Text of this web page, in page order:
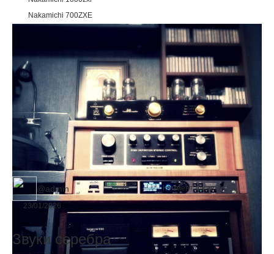
Nakamichi 700ZXE
@admin
23/01/2026
Комментариев: 0
Звуки серебра